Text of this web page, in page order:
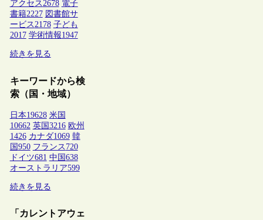
アクセス2678 電子
書籍2227 図書館サ
ービス2178 子ども
2017 学術情報1947
続きを見る
キーワードから検
索（国・地域）
日本19628 米国
10662 英国 3216 欧州
1426 カナダ1069 韓
国 950 フランス 720
ドイツ681 中国 638
オーストラリア599
続きを見る
「カレントアウェ